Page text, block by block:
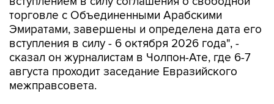
торговле с Объединенными Арабскими
Эмиратами, завершены и определена дата его
вступления в силу - 6 октября 2026 года", -
сказал он журналистам в Чолпон-Ате, где 6-7
августа проходит заседание Евразийского
межправсовета.